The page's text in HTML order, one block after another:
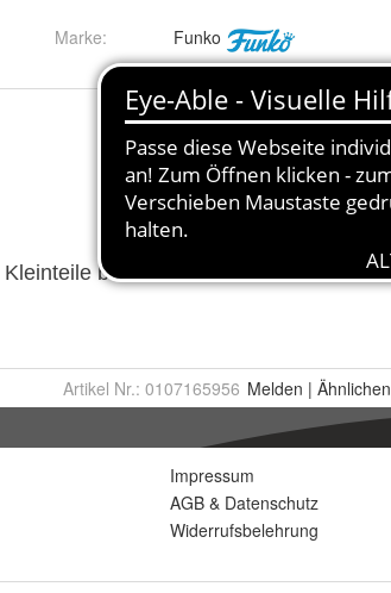
Marke: Funko
Artikel Nr.: 0107165956 Melden | Ähnlichen
Impressum
AGB & Datenschutz
Widerrufsbelehrung